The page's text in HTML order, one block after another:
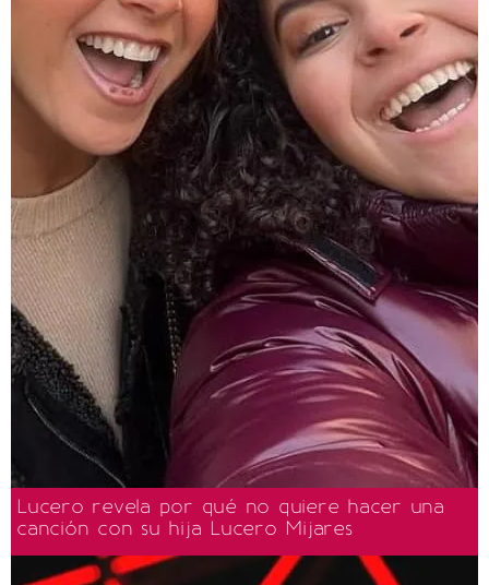
Lucero revela por qué no quiere hacer una
canción con su hija Lucero Mijares